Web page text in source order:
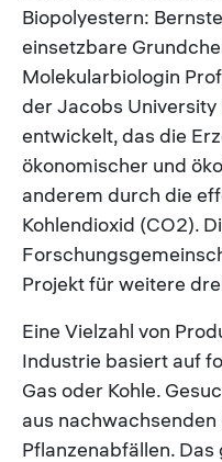
Biopolyestern:
einsetzbare
Molekularbiologin
der Jacobs University
entwickelt, das die
ökonomischer und
anderem durch die
Kohlendioxid (CO2).
Projekt für weitere
Eine Vielzahl von
Industrie basiert auf
Gas oder Kohle.
aus nachwachsenden
Pflanzenabfällen.